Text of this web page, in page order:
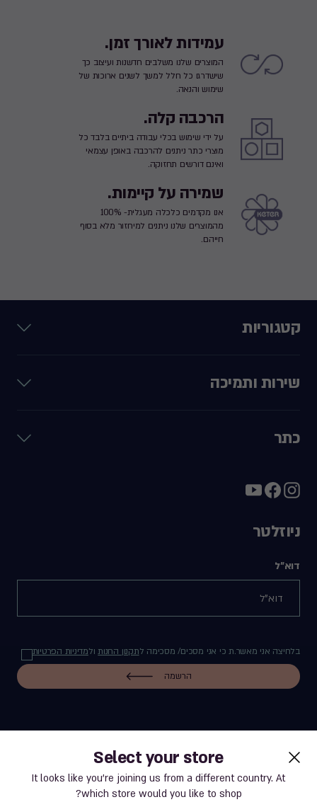
Select your store
It looks like you’re joining us from a different country. At
which store would you like to shop?
עמידות לאורך זמן.
המוצרים שלנו משלבים חדשנות ועיצוב כך
שישדרגו כל חלל למשך לשנים ארוכות של
שימוש והנאה.
הרכבה קלה.
על ידי שימוש בכלי עבודה ביתיים בלבד כל
מוצרי כתר ניתנים להרכבה באופן עצמאי
ואינם דורשים תחזוקה.
שמירה על קיימות.
אנו מקדמים כלכלה מעגלית- 100%
מהמוצרים שלנו ניתנים למיחזור מלא בסוף
חייהם.
קטגוריות
שירות ותמיכה
כתר
ניוזלטר
דוא"ל
בלחיצה אני מאשר.ת כי אני מסכים/ מסכימה לתקנון החנותולמדיניות הפרטיות
הרשמה
label.payment